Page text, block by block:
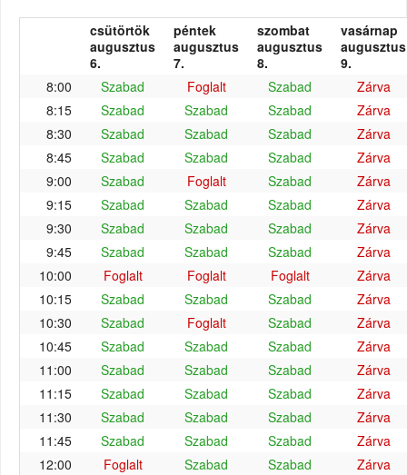
csütörtök
augusztus
6.
péntek
augusztus
7.
szombat
augusztus
8.
vasárnap
augusztus
9.
8:00
Szabad Foglalt Szabad
Zárva
8:15
Szabad Szabad Szabad
Zárva
8:30
Szabad Szabad Szabad
Zárva
8:45
Szabad Szabad Szabad
Zárva
9:00
Szabad Foglalt Szabad
Zárva
9:15
Szabad Szabad Szabad
Zárva
9:30
Szabad Szabad Szabad
Zárva
9:45
Szabad Szabad Szabad
Zárva
10:00
Foglalt Foglalt Foglalt
Zárva
10:15
Szabad Szabad Szabad
Zárva
10:30
Szabad Foglalt Szabad
Zárva
10:45
Szabad Szabad Szabad
Zárva
11:00
Szabad Szabad Szabad
Zárva
11:15
Szabad Szabad Szabad
Zárva
11:30
Szabad Szabad Szabad
Zárva
11:45
Szabad Szabad Szabad
Zárva
12:00
Foglalt Szabad Szabad
Zárva